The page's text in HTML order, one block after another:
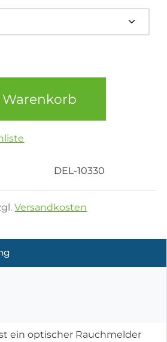
DEL-10330
Versandkosten
ein optischer Rauchmelder